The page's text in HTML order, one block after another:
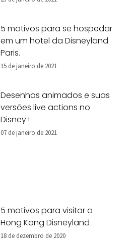
5 motivos para se hospedar
em um hotel da Disneyland
Paris.
15 de janeiro de 2021
Desenhos animados e suas
versões live actions no
Disney+
07 de janeiro de 2021
5 motivos para visitar a
Hong Kong Disneyland
18 de dezembro de 2020